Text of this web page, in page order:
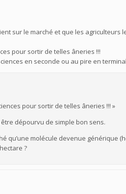
sur le marché et que les agriculteurs
pour sortir de telles âneries !!!
en seconde ou au pire en
pour sortir de telles âneries !!! »
dépourvu de simple bon sens.
qu’une molécule devenue générique
?